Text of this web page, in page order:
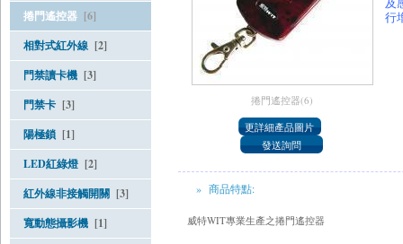
捲門遙控器 [6]
相對式紅外線 [2]
門禁讀卡機 [3]
門禁卡 [3]
陽極鎖 [1]
LED紅綠燈 [2]
紅外線非接觸開關 [3]
寬動態攝影機 [1]
捲門遙控器(6)
行
» 商品特點:
威特WIT專業生產之捲門遙控器